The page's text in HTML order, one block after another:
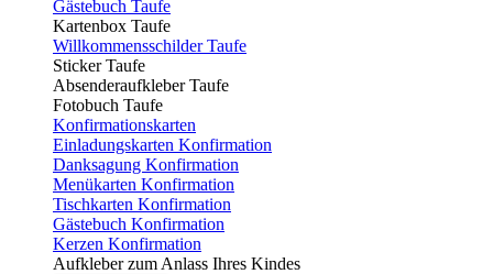
Gästebuch Taufe
Kartenbox Taufe
Willkommensschilder Taufe
Sticker Taufe
Absenderaufkleber Taufe
Fotobuch Taufe
Konfirmationskarten
Einladungskarten Konfirmation
Danksagung Konfirmation
Menükarten Konfirmation
Tischkarten Konfirmation
Gästebuch Konfirmation
Kerzen Konfirmation
Aufkleber zum Anlass Ihres Kindes